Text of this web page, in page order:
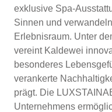
exklusive Spa-
Sinnen und
Erlebnisraum. Unter
vereint Kaldewei
besonderes
verankerte
prägt. Die
Unternehmens